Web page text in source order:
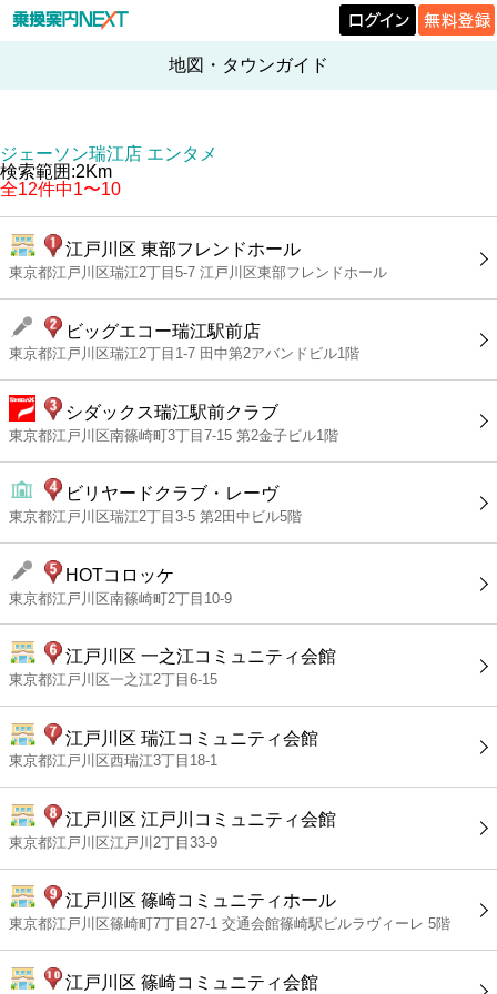
地図・タウンガイド
ジェーソン瑞江店 エンタメ
検索範囲:2Km
全12件中1〜10
江戸川区 東部フレンドホール
東京都江戸川区瑞江2丁目5-7 江戸川区東部フレンドホール
ビッグエコー瑞江駅前店
東京都江戸川区瑞江2丁目1-7 田中第2アバンドビル1階
シダックス瑞江駅前クラブ
東京都江戸川区南篠崎町3丁目7-15 第2金子ビル1階
ビリヤードクラブ・レーヴ
東京都江戸川区瑞江2丁目3-5 第2田中ビル5階
HOTコロッケ
東京都江戸川区南篠崎町2丁目10-9
江戸川区 一之江コミュニティ会館
東京都江戸川区一之江2丁目6-15
江戸川区 瑞江コミュニティ会館
東京都江戸川区西瑞江3丁目18-1
江戸川区 江戸川コミュニティ会館
東京都江戸川区江戸川2丁目33-9
江戸川区 篠崎コミュニティホール
東京都江戸川区篠崎町7丁目27-1 交通会館篠崎駅ビルラヴィーレ 5階
江戸川区 篠崎コミュニティ会館